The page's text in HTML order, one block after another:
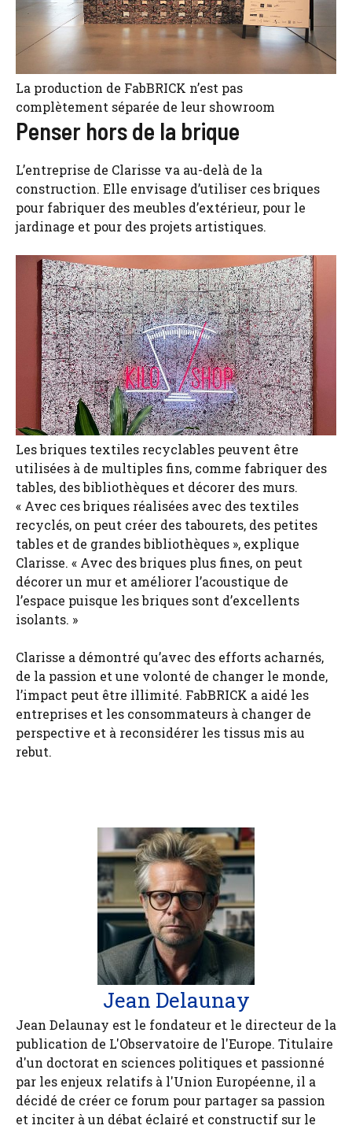
La production de FabBRICK n’est pas
complètement séparée de leur showroom
Penser hors de la brique
L’entreprise de Clarisse va au-delà de la
construction. Elle envisage d’utiliser ces briques
pour fabriquer des meubles d’extérieur, pour le
jardinage et pour des projets artistiques.
Les briques textiles recyclables peuvent être
utilisées à de multiples fins, comme fabriquer des
tables, des bibliothèques et décorer des murs.
« Avec ces briques réalisées avec des textiles
recyclés, on peut créer des tabourets, des petites
tables et de grandes bibliothèques », explique
Clarisse. « Avec des briques plus fines, on peut
décorer un mur et améliorer l’acoustique de
l’espace puisque les briques sont d’excellents
isolants. »
Clarisse a démontré qu’avec des efforts acharnés,
de la passion et une volonté de changer le monde,
l’impact peut être illimité. FabBRICK a aidé les
entreprises et les consommateurs à changer de
perspective et à reconsidérer les tissus mis au
rebut.
Jean Delaunay
Jean Delaunay est le fondateur et le directeur de la
publication de L'Observatoire de l'Europe. Titulaire
d'un doctorat en sciences politiques et passionné
par les enjeux relatifs à l'Union Européenne, il a
décidé de créer ce forum pour partager sa passion
et inciter à un débat éclairé et constructif sur le